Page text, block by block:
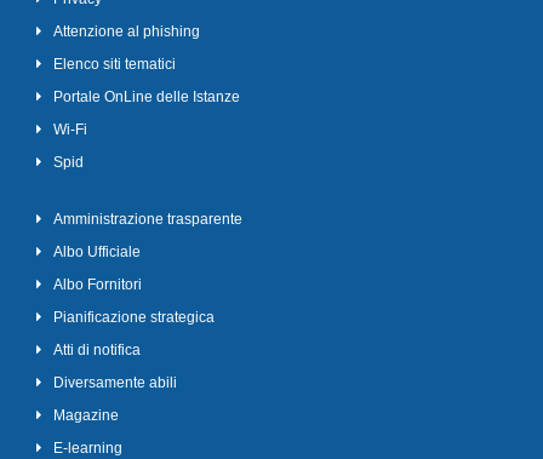
Attenzione al phishing
Elenco siti tematici
Portale OnLine delle Istanze
Wi-Fi
Spid
Amministrazione trasparente
Albo Ufficiale
Albo Fornitori
Pianificazione strategica
Atti di notifica
Diversamente abili
Magazine
E-learning